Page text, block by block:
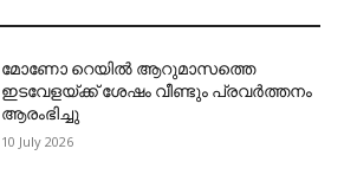
മോണോ റെയില്‍ ആറുമാസത്തെ
ഇടവേളയ്ക്ക് ശേഷം വീണ്ടും പ്രവര്‍ത്തനം
ആരംഭിച്ചു
10 July 2026